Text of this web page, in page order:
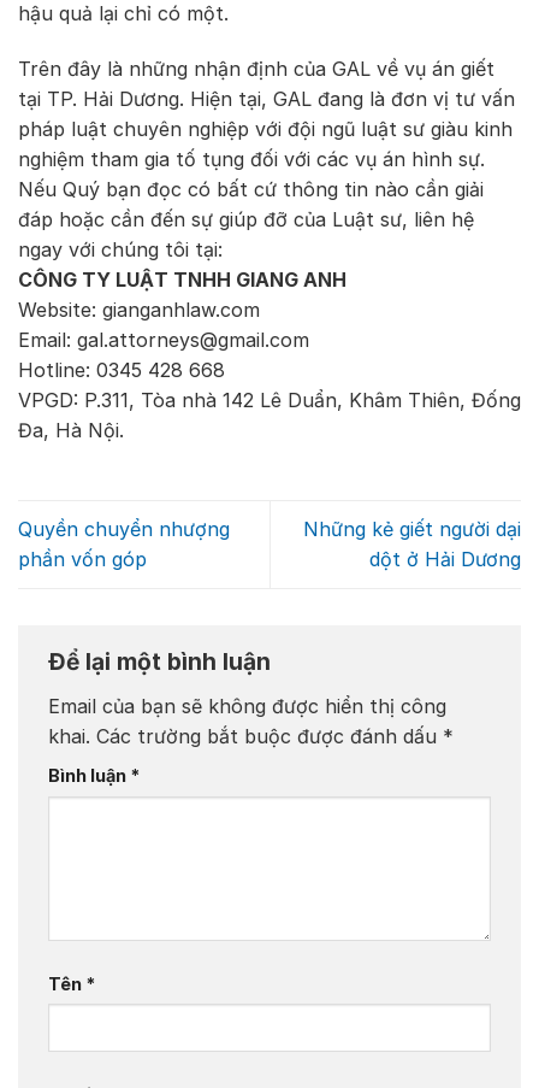
hậu quả lại chỉ có một.
Trên đây là những nhận định của GAL về vụ án giết
tại TP. Hải Dương. Hiện tại, GAL đang là đơn vị tư vấn
pháp luật chuyên nghiệp với đội ngũ luật sư giàu kinh
nghiệm tham gia tố tụng đối với các vụ án hình sự.
Nếu Quý bạn đọc có bất cứ thông tin nào cần giải
đáp hoặc cần đến sự giúp đỡ của Luật sư, liên hệ
ngay với chúng tôi tại:
CÔNG TY LUẬT TNHH GIANG ANH
Website: gianganhlaw.com
Email: gal.attorneys@gmail.com
Hotline: 0345 428 668
VPGD: P.311, Tòa nhà 142 Lê Duẩn, Khâm Thiên, Đống
Đa, Hà Nội.
Quyền chuyển nhượng
phần vốn góp
Những kẻ giết người dại
dột ở Hải Dương
Để lại một bình luận
Email của bạn sẽ không được hiển thị công
khai. Các trường bắt buộc được đánh dấu *
Bình luận *
Tên *